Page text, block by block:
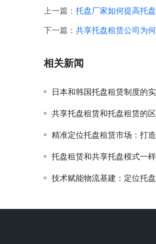
上一篇： 托盘厂家如何提高托
下一篇： 共享托盘租赁公司为
相关新闻
日本和韩国托盘租赁制度的
共享托盘租赁和托盘租赁的
精准定位托盘租赁市场：打
托盘租赁和共享托盘模式一
技术赋能物流基建：定位托盘租